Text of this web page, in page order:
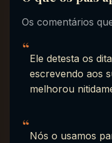
Os comentários
“Ele detesta os
escrevendo aos
melhorou
“Nós o usamos